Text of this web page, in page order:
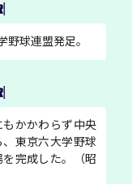
球連盟発足。
かかわらず中央
東京六大学野球
完成した。（昭